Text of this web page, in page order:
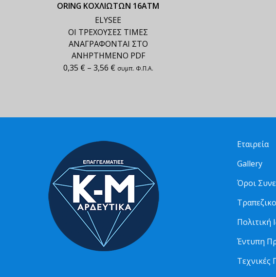
ORING ΚΟΧΛΙΩΤΩΝ 16ΑΤΜ
ELYSEE
ΟΙ ΤΡΕΧΟΥΣΕΣ ΤΙΜΕΣ
ΑΝΑΓΡΑΦΟΝΤΑΙ ΣΤΟ
ΑΝΗΡΤΗΜΕΝΟ PDF
0,35 € – 3,56 € συμπ. Φ.Π.Α.
Εταιρεία
Gallery
Όροι
Πολιτική
Έντυπη
Τεχνικές